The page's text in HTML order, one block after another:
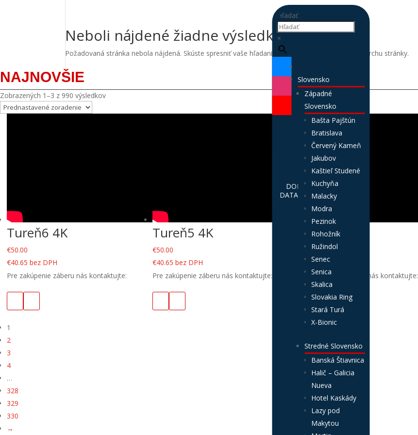
Hľadať
×
Slovensko
Západné
Slovensko
Bašta Pajštún
Bratislava
Červený Kameň
Jakubov
Kaštieľ Studené
Kuchyňa
Malacky
Modra
Pezinok
Rohožník
Ružindol
Senec
Senica
Skalica
Slovakia Ring
Stará Turá
X-Bionic
Stredné Slovensko
Banská Štiavnica
Halič – Galicia
Nueva
Hotel Kaskády
Lazy pod
Makytou
DOPLŇ
DATABÁZU
Neboli nájdené žiadne výsledky
Požadovaná stránka nebola nájdená. Skúste spresniť vaše hľadanie, alebo použite navigáciu na vrchu stránky.
NAJNOVŠIE
Zobrazených 1–3 z 990 výsledkov
Tureň6 4K
€50.00
€40.65 bez DPH
Pre zakúpenie záberu nás kontaktujte:
Tureň5 4K
€50.00
€40.65 bez DPH
Pre zakúpenie záberu nás kontaktujte:
Tureň4 4K
50.00
40.65bez DPH
Pre zakúpenie záberu nás kontaktujte:
1
2
3
4
…
328
329
330
→